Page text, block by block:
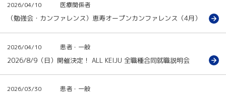
2026/04/10 医療関係者
（勉強会・カンファレンス）恵寿オープンカンファレンス（4月）
2026/04/10 患者・一般
2026/8/9（日）開催決定！ ALL KEIJU 全職種合同就職説明会
2026/03/30 患者・一般